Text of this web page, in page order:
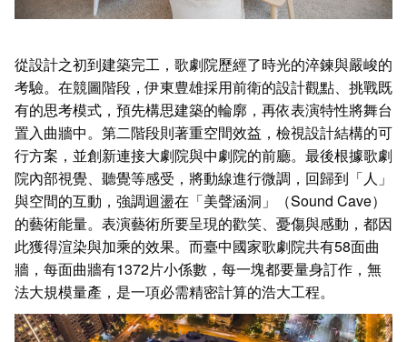
從設計之初到建築完工，歌劇院歷經了時光的淬鍊與嚴峻的
考驗。在競圖階段，伊東豊雄採用前衛的設計觀點、挑戰既
有的思考模式，預先構思建築的輪廓，再依表演特性將舞台
置入曲牆中。第二階段則著重空間效益，檢視設計結構的可
行方案，並創新連接大劇院與中劇院的前廳。最後根據歌劇
院內部視覺、聽覺等感受，將動線進行微調，回歸到「人」
與空間的互動，強調迴盪在「美聲涵洞」（Sound Cave）
的藝術能量。表演藝術所要呈現的歡笑、憂傷與感動，都因
此獲得渲染與加乘的效果。而臺中國家歌劇院共有58面曲
牆，每面曲牆有1372片小係數，每一塊都要量身訂作，無
法大規模量產，是一項必需精密計算的浩大工程。